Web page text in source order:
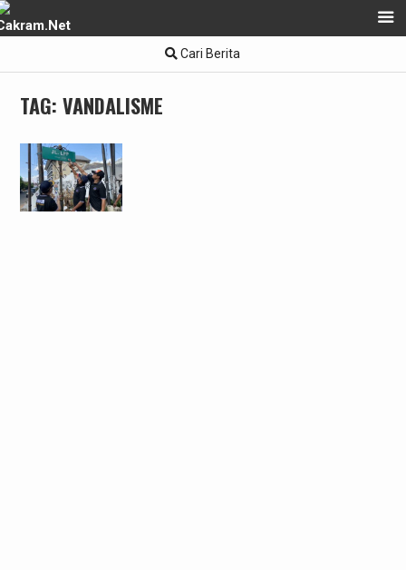
to
Cari Berita
TAG: VANDALISME